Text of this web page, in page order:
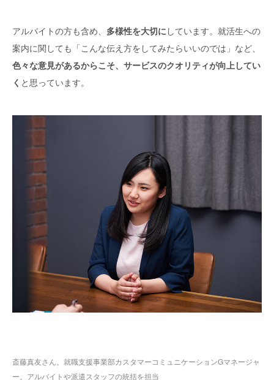
アルバイトの方も含め、 多様性を大切にしています。就活生への
案内に関しても「こんな伝え方をしてみたらいいのでは」など、
色々な意見があるからこそ、サービスのクオリティが向上してい
く と思っています。
斎藤真友さん。就職支援事業部カスタマーコミュニケーションGマネージャ
ー。アルバイトや派遣スタッフの統括を担当